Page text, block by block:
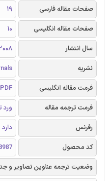
صفحات مقاله فارسی
19
صفحات مقاله انگلیسی
10
سال انتشار
نشریه
فرمت مقاله انگلیسی
PDF
فرمت ترجمه مقاله
ورد
رفرنس
دارد
کد محصول
وضعیت ترجمه عناوین تصاویر و